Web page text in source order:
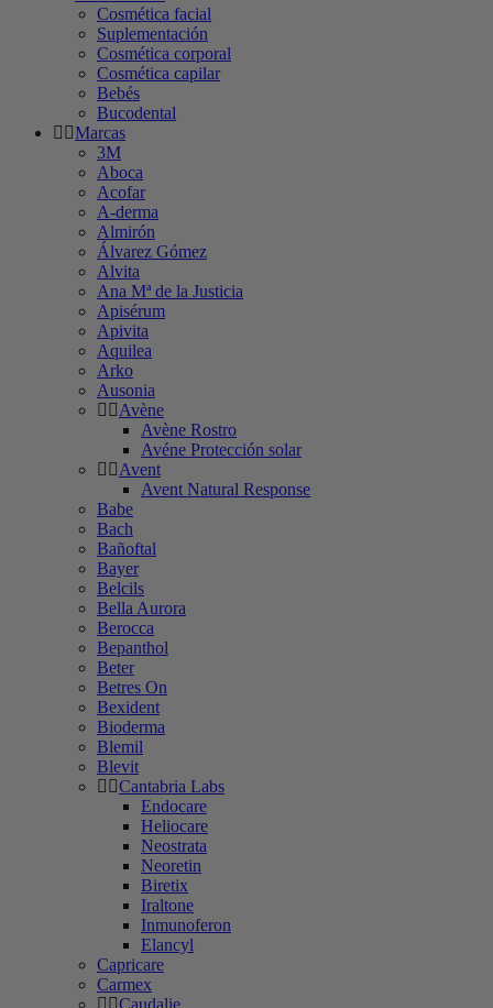
Cosmética facial
Suplementación
Cosmética corporal
Cosmética capilar
Bebés
Bucodental
Marcas
3M
Aboca
Acofar
A-derma
Almirón
Álvarez Gómez
Alvita
Ana Mª de la Justicia
Apisérum
Apivita
Aquilea
Arko
Ausonia
Avène
Avène Rostro
Avéne Protección solar
Avent
Avent Natural Response
Babe
Bach
Bañoftal
Bayer
Belcils
Bella Aurora
Berocca
Bepanthol
Beter
Betres On
Bexident
Bioderma
Blemil
Blevit
Cantabria Labs
Endocare
Heliocare
Neostrata
Neoretin
Biretix
Iraltone
Inmunoferon
Elancyl
Capricare
Carmex